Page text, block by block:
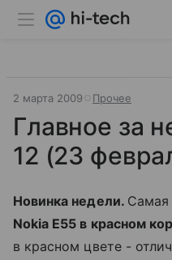
2 марта 2009 Прочее
Главное за
12 (23
Новинка недели. Самая
Nokia E55 в красном
в красном цвете -